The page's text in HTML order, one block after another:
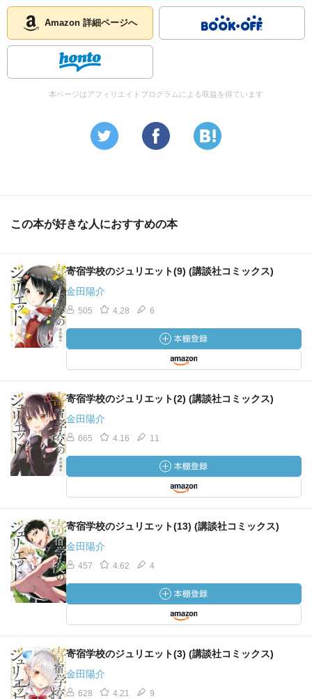
Amazon 詳細ページへ
本ページはアフィリエイトプログラムによる収益を得ています
この本が好きな人におすすめの本
寄宿学校のジュリエット(9) (講談社コミックス)
金田陽介
505 4.28 6
寄宿学校のジュリエット(2) (講談社コミックス)
金田陽介
665 4.16 11
寄宿学校のジュリエット(13) (講談社コミックス)
金田陽介
457 4.62 4
寄宿学校のジュリエット(3) (講談社コミックス)
金田陽介
628 4.21 9